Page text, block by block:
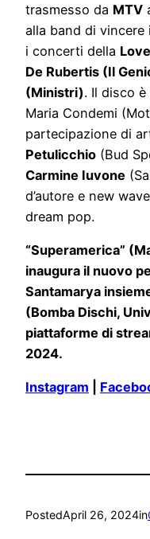
trasmesso da MTV
alla band di vincere
i concerti della
De Rubertis (Il
(Ministri). Il disco
Maria Condemi
partecipazione di
Petulicchio (Bud
Carmine Iuvone
d’autore e new
dream pop.
“Superamerica”
inaugura il nuovo
Santamarya
(Bomba Dischi,
piattaforme di
2024.
Instagram
PostedApril 26, 2024in